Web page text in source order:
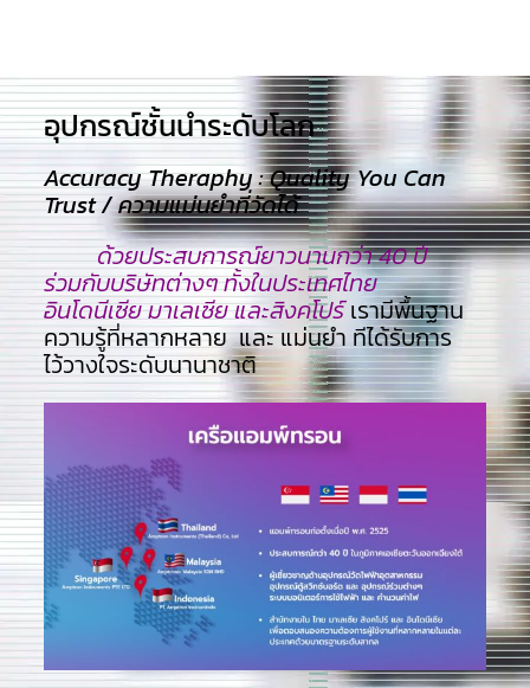
อุปกรณ์ชั้นนำระดับโลก​
Accuracy Theraphy : Quality You Can
Trust / ความแม่นยำที่วัดได้
ด้วยประสบการณ์ยาวนานกว่า 40 ปี
ร่วมกับบริษัทต่างๆ ทั้งในประเทศไทย
อินโดนีเซีย มาเลเซีย และสิงคโปร์เรามีพื้นฐาน
ความรู้ที่หลากหลาย และ แม่นยำ ทีไ่ด้รับการ
ไว้วางใจระดับนานาชาติ